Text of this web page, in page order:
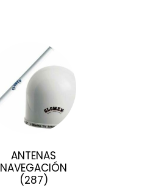
ANTENAS
NAVEGACIÓN
(287)